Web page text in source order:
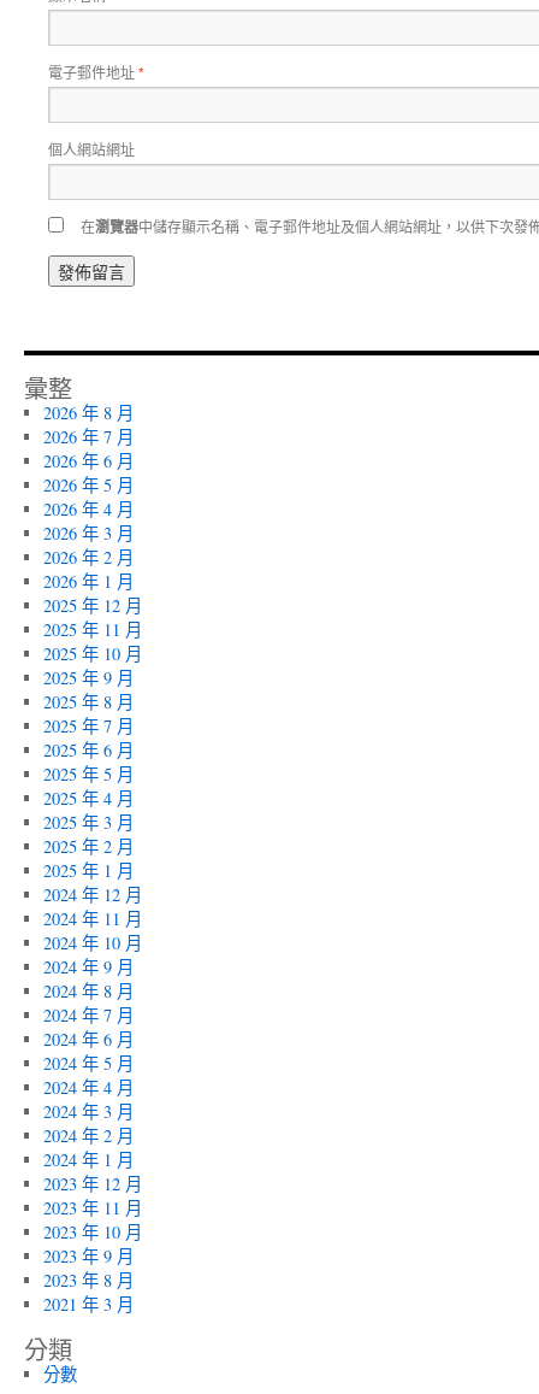
電子郵件地址*
個人網站網址
在瀏覽器中儲存顯示名稱、電子郵件地址及個人網站網址，以供下次發
彙整
2026 年 8 月
2026 年 7 月
2026 年 6 月
2026 年 5 月
2026 年 4 月
2026 年 3 月
2026 年 2 月
2026 年 1 月
2025 年 12 月
2025 年 11 月
2025 年 10 月
2025 年 9 月
2025 年 8 月
2025 年 7 月
2025 年 6 月
2025 年 5 月
2025 年 4 月
2025 年 3 月
2025 年 2 月
2025 年 1 月
2024 年 12 月
2024 年 11 月
2024 年 10 月
2024 年 9 月
2024 年 8 月
2024 年 7 月
2024 年 6 月
2024 年 5 月
2024 年 4 月
2024 年 3 月
2024 年 2 月
2024 年 1 月
2023 年 12 月
2023 年 11 月
2023 年 10 月
2023 年 9 月
2023 年 8 月
2021 年 3 月
分類
分數